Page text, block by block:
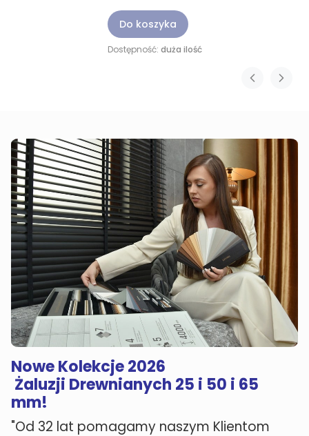
Do koszyka
Dostępność: duża ilość
Nowe Kolekcje 2026
Żaluzji Drewnianych 25 i 50 i 65
mm!
"Od 32 lat pomagamy naszym Klientom